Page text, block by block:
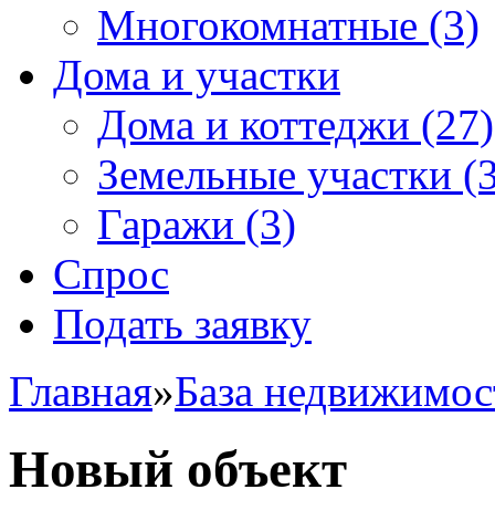
Многокомнатные (3)
Дома и участки
Дома и коттеджи (27)
Земельные участки
Гаражи (3)
Спрос
Подать заявку
Главная»База
Новый объект